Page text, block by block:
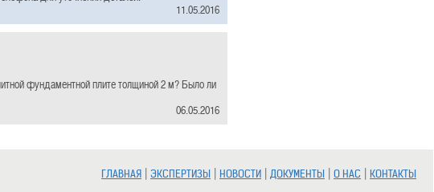
11.05.2016
фундаментной плите толщиной 2 м? Было ли
06.05.2016
ГЛАВНАЯ | ЭКСПЕРТИЗЫ | НОВОСТИ | ДОКУМЕНТЫ | О НАС | КОНТАКТЫ